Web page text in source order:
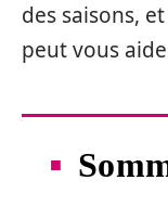
des saisons,
peut vous